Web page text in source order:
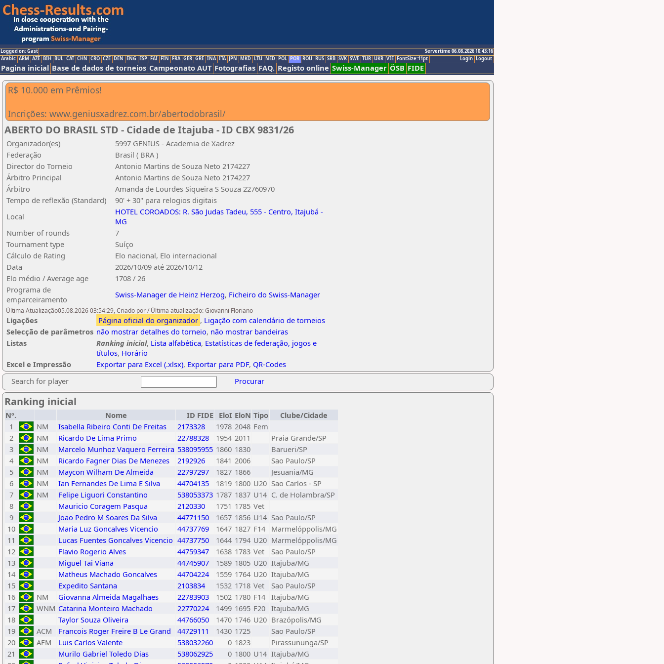
Logged on: Gast
Servertime 06.08.2026 10:43:16
Logout
Login
Arabic ARM AZE BIH BUL CAT CHN CRO CZE DEN ENG ESP FAI FIN FRA GER GRE INA ITA JPN MKD LTU NED POL POR ROU RUS SRB SVK SWE TUR UKR VIE FontSize:11pt
Pagina inicial Base de dados de torneios Campeonato AUT Fotografias FAQ. Registo online Swiss-Manager ÖSB FIDE
R$ 10.000 em Prêmios!
Incrições: www.geniusxadrez.com.br/abertodobrasil/
ABERTO DO BRASIL STD - Cidade de Itajuba - ID CBX 9831/26
Organizador(es)
5997 GENIUS - Academia de Xadrez
Federação
Brasil ( BRA )
Director do Torneio
Antonio Martins de Souza Neto 2174227
Árbitro Principal
Antonio Martins de Souza Neto 2174227
Árbitro
Amanda de Lourdes Siqueira S Souza 22760970
Tempo de reflexão (Standard)
90' + 30'' para relogios digitais
Local
HOTEL COROADOS: R. São Judas Tadeu, 555 - Centro, Itajubá -
MG
Number of rounds
7
Tournament type
Suíço
Cálculo de Rating
Elo nacional, Elo internacional
Data
2026/10/09 até 2026/10/12
Elo médio / Average age
1708 / 26
Programa de
emparceiramento
Swiss-Manager de Heinz Herzog, Ficheiro do Swiss-Manager
Última Atualização05.08.2026 03:54:29, Criado por / Última atualização: Giovanni Floriano
Ligações Página oficial do organizador , Ligação com calendário de torneios
Selecção de parâmetros não mostrar detalhes do torneio, não mostrar bandeiras
Listas
Ranking inicial, Lista alfabética, Estatísticas de federação, jogos e
títulos, Horário
Excel e Impressão
Exportar para Excel (.xlsx), Exportar para PDF, QR-Codes
Search for player
Procurar
Ranking inicial
Nº. Nome ID FIDE EloI EloN Tipo
Clube/Cidade
1
NM Isabella Ribeiro Conti De Freitas 2173328 1978 2048 Fem
2
NM Ricardo De Lima Primo 22788328 1954 2011
Praia Grande/SP
3
NM Marcelo Munhoz Vaquero Ferreira 538095955 1860 1830
Barueri/SP
4
NM Ricardo Fagner Dias De Menezes 2192926 1841 2006
Sao Paulo/SP
5
NM Maycon Wilham De Almeida 22797297 1827 1866
Jesuania/MG
6
NM Ian Fernandes De Lima E Silva 44704135 1819 1800 U20 Sao Carlos - SP
7
NM Felipe Liguori Constantino 538053373 1787 1837 U14 C. de Holambra/SP
8
Mauricio Coragem Pasqua 2120330 1751 1785 Vet
9
Joao Pedro M Soares Da Silva 44771150 1657 1856 U14 Sao Paulo/SP
10
Maria Luz Goncalves Vicencio 44737769 1647 1827 F14
Marmelóppolis/MG
11
Lucas Fuentes Goncalves Vicencio 44737750 1644 1794 U20 Marmelóppolis/MG
12
Flavio Rogerio Alves 44759347 1638 1783 Vet
Sao Paulo/SP
13
Miguel Tai Viana 44745907 1589 1805 U20 Itajuba/MG
14
Matheus Machado Goncalves 44704224 1559 1764 U20 Itajuba/MG
15
Expedito Santana 2103834 1532 1718 Vet
Sao Paulo/SP
16
NM Giovanna Almeida Magalhaes 22783903 1502 1780 F14 Itajuba/MG
17
WNM Catarina Monteiro Machado 22770224 1499 1695 F20 Itajuba/MG
18
Taylor Souza Oliveira 44766050 1470 1746 U20 Brazópolis/MG
19
ACM Francois Roger Freire B Le Grand 44729111 1430 1725
Sao Paulo/SP
20
AFM Luis Carlos Valente 538032260 0 1823
Pirassununga/SP
21
Murilo Gabriel Toledo Dias 538062925 0 1800 U14 Itajuba/MG